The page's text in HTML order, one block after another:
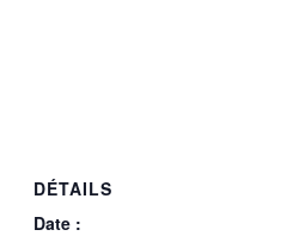
DÉTAILS
Date :